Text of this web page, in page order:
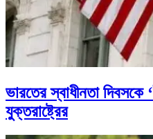
ভারতের স্বাধীনতা দিবসকে
যুক্তরাষ্ট্রের